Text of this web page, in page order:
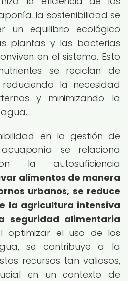
la sostenibilidad se
un equilibrio ecológico
plantas y las bacterias
en el sistema. Esto
se reciclan de
la necesidad
y minimizando la
en la gestión de
se relaciona
la autosuficiencia
alimentos de manera
urbanos, se reduce
la agricultura intensiva
seguridad alimentaria
optimizar el uso de los
se contribuye a la
recursos tan valiosos,
en un contexto de